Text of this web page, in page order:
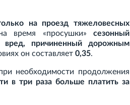
на проезд тяжеловесных
время «просушки»сезонный
вред, причиненный дорожным
он составляет 0,35.
необходимости продолжения
в три раза больше платить за